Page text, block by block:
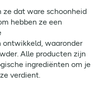
ze dat ware schoonheid
hebben ze een
ontwikkeld, waaronder
Alle producten zijn
ingrediënten om je
verdient.